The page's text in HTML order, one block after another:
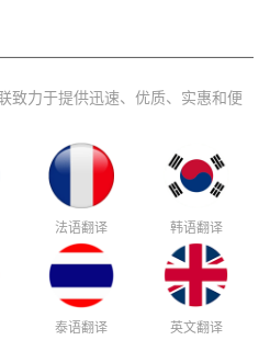
致力于提供迅速、优质、实惠和便
法语翻译 韩语翻译
泰语翻译 英文翻译